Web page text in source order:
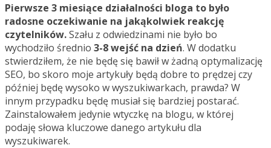
Pierwsze 3 miesiące działalności bloga to było
radosne oczekiwanie na jakąkolwiek reakcję
czytelników.Szału z odwiedzinami nie było bo
wychodziło średnio 3-8 wejść na dzień. W dodatku
stwierdziłem, że nie będę się bawił w żadną optymalizację
SEO, bo skoro moje artykuły będą dobre to prędzej czy
później będę wysoko w wyszukiwarkach, prawda? W
innym przypadku będę musiał się bardziej postarać.
Zainstalowałem jedynie wtyczkę na blogu, w której
podaję słowa kluczowe danego artykułu dla
wyszukiwarek.